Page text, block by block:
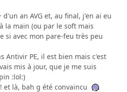
an AVG et, au final, j'en ai eu
la main (ou par le soft mais
si avec mon pare-feu très peu
Antivir PE, il est bien mais c'est
mis à jour, que je me suis
:lol:)
et là, bah g été convaincu